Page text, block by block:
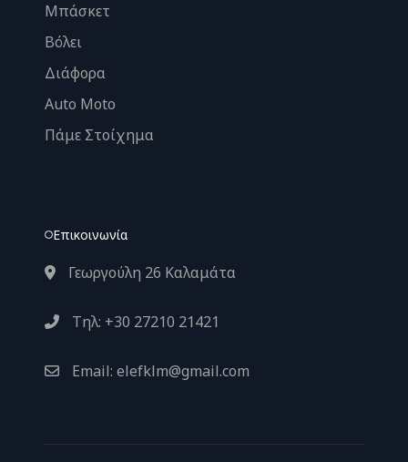
Μπάσκετ
Βόλει
Διάφορα
Auto Moto
Πάμε Στοίχημα
Επικοινωνία
Γεωργούλη 26 Καλαμάτα
Τηλ: +30 27210 21421
Email: elefklm@gmail.com